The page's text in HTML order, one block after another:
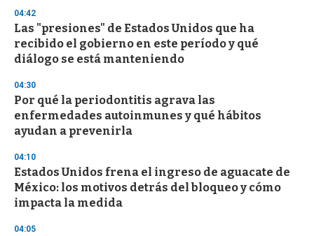
3
s
c
o
d
s
04:42
Las "presiones" de Estados Unidos que ha
recibido el gobierno en este período y qué
diálogo se está manteniendo
04:30
Por qué la periodontitis agrava las
enfermedades autoinmunes y qué hábitos
ayudan a prevenirla
04:10
Estados Unidos frena el ingreso de aguacate de
México: los motivos detrás del bloqueo y cómo
impacta la medida
04:05